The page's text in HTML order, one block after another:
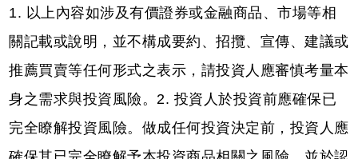
1. 以上內容如涉及有價證券或金融商品、市場等相
關記載或說明，並不構成要約、招攬、宣傳、建議或
推薦買賣等任何形式之表示，請投資人應審慎考量本
身之需求與投資風險。2. 投資人於投資前應確保已
完全瞭解投資風險。做成任何投資決定前，投資人應